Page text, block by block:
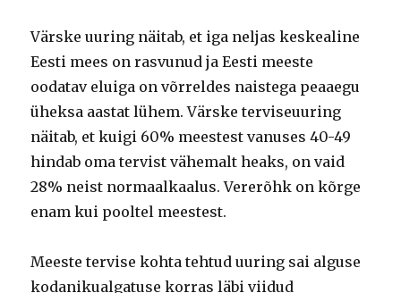
Värske uuring näitab, et iga neljas keskealine
Eesti mees on rasvunud ja Eesti meeste
oodatav eluiga on võrreldes naistega peaaegu
üheksa aastat lühem. Värske terviseuuring
näitab, et kuigi 60% meestest vanuses 40-49
hindab oma tervist vähemalt heaks, on vaid
28% neist normaalkaalus. Vererõhk on kõrge
enam kui pooltel meestest.
Meeste tervise kohta tehtud uuring sai alguse
kodanikualgatuse korras läbi viidud